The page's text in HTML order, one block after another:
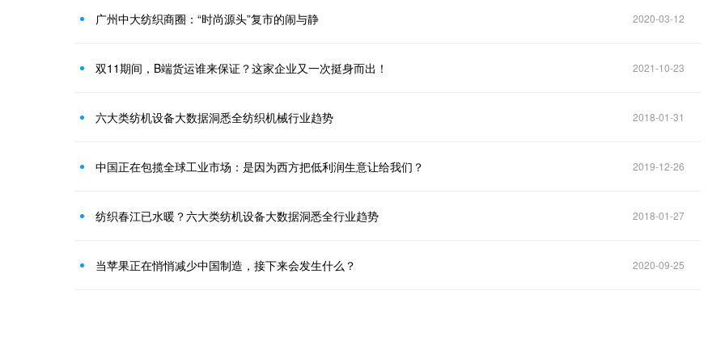
广州中大纺织商圈：“时尚源头”复市的闹与静 2020-03-12
双11期间，B端货运谁来保证？这家企业又一次挺身而出！ 2021-10-23
六大类纺机设备大数据洞悉全纺织机械行业趋势 2018-01-31
中国正在包揽全球工业市场：是因为西方把低利润生意让给我们？ 2019-12-26
纺织春江已水暖？六大类纺机设备大数据洞悉全行业趋势 2018-01-27
当苹果正在悄悄减少中国制造，接下来会发生什么？ 2020-09-25